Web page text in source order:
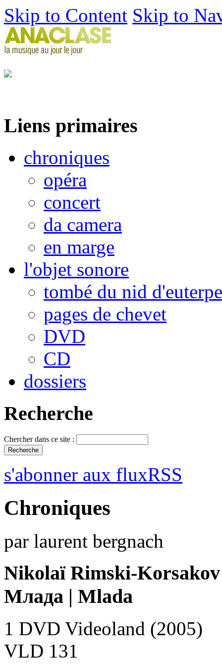
Skip to Content Skip to
Liens primaires
chroniques
opéra
concert
da camera
en marge
l'objet sonore
tombé du nid d'euterpe
pages de chevet
DVD
CD
dossiers
Recherche
Chercher dans ce site :
s'abonner aux fluxRSS
Chroniques
par laurent bergnach
Nikolaï Rimski-Korsakov
Млада | Mlada
1 DVD Videoland (2005)
VLD 131